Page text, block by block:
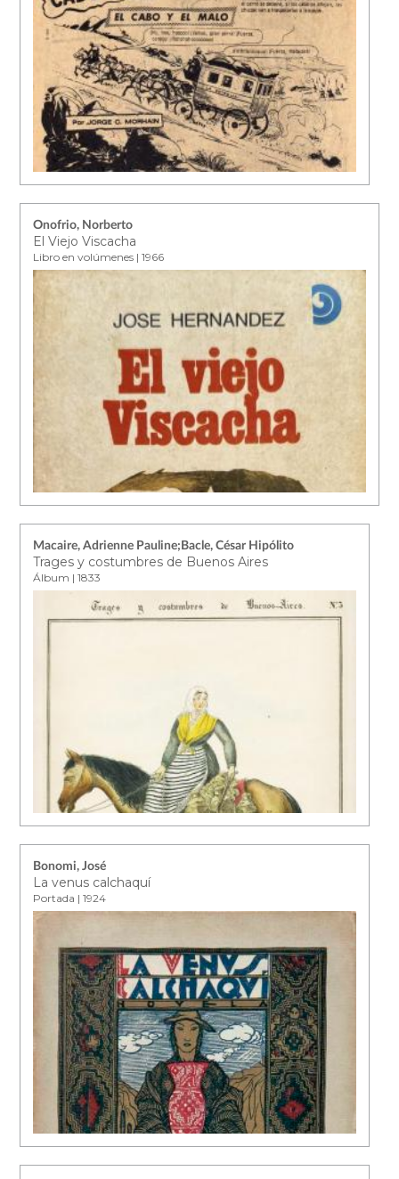
Onofrio, Norberto
El Viejo Viscacha
Libro en volúmenes | 1966
Macaire, Adrienne Pauline;Bacle, César Hipólito
Trages y costumbres de Buenos Aires
Álbum | 1833
Bonomi, José
La venus calchaquí
Portada | 1924